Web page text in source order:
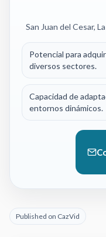
San Juan del Cesar,
Potencial para
diversos sectores.
Capacidad de
entornos dinámicos.
Published on CazVid